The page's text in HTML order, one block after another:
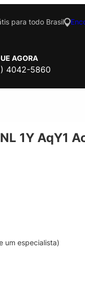
para todo Brasil
AGORA
4042-5860
1Y AqY1
um especialista)